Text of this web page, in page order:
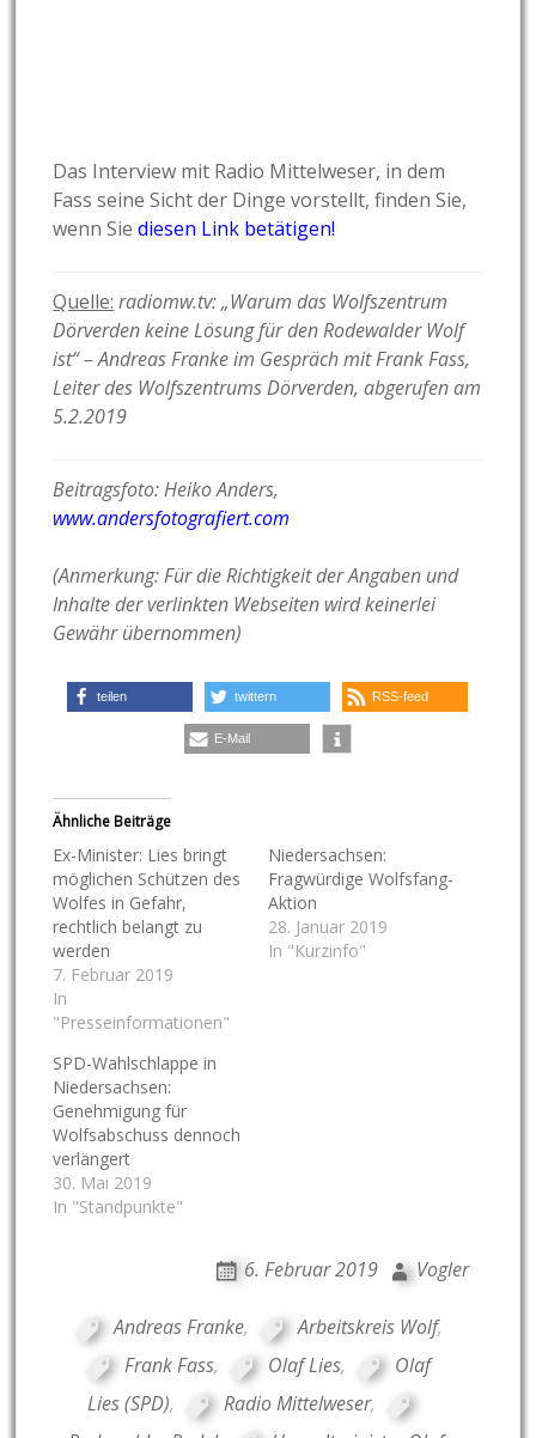
Das Interview mit Radio Mittelweser, in dem
Fass seine Sicht der Dinge vorstellt, finden Sie,
wenn Siediesen Link betätigen!
Quelle: radiomw.tv: „Warum das Wolfszentrum
Dörverden keine Lösung für den Rodewalder Wolf
ist“ – Andreas Franke im Gespräch mit Frank Fass,
Leiter des Wolfszentrums Dörverden, abgerufen am
5.2.2019
Beitragsfoto: Heiko Anders,
www.andersfotografiert.com
(Anmerkung: Für die Richtigkeit der Angaben und
Inhalte der verlinkten Webseiten wird keinerlei
Gewähr übernommen)
teilen twittern RSS-feed
E-Mail
Ähnliche Beiträge
Ex-Minister: Lies bringt
möglichen Schützen des
Wolfes in Gefahr,
rechtlich belangt zu
werden
7. Februar 2019
In
"Presseinformationen"
Niedersachsen:
Fragwürdige Wolfsfang-
Aktion
28. Januar 2019
In "Kurzinfo"
SPD-Wahlschlappe in
Niedersachsen:
Genehmigung für
Wolfsabschuss dennoch
verlängert
30. Mai 2019
In "Standpunkte"
6. Februar 2019 Vogler
Andreas Franke, Arbeitskreis Wolf,
Frank Fass, Olaf Lies,
Olaf
Lies (SPD), Radio Mittelweser,